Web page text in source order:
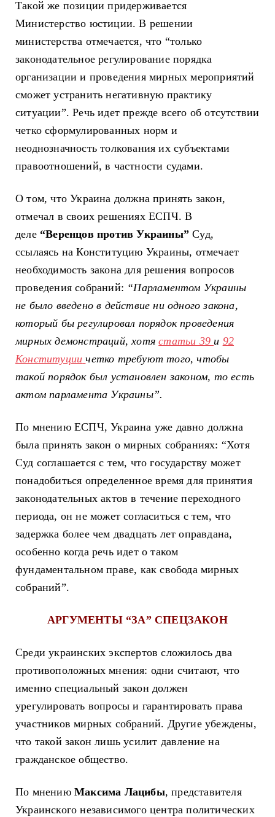
Такой же позиции придерживается
Министерство юстиции. В решении
министерства отмечается, что “только
законодательное регулирование порядка
организации и проведения мирных мероприятий
сможет устранить негативную практику
ситуации”. Речь идет прежде всего об отсутствии
четко сформулированных норм и
неоднозначность толкования их субъектами
правоотношений, в частности судами.
О том, что Украина должна принять закон,
отмечал в своих решениях ЕСПЧ. В
деле “Веренцов против Украины” Суд,
ссылаясь на Конституцию Украины, отмечает
необходимость закона для решения вопросов
проведения собраний: “Парламентом Украины
не было введено в действие ни одного закона,
который бы регулировал порядок проведения
мирных демонстраций, хотя статьи 39 и 92
Конституции четко требуют того, чтобы
такой порядок был установлен законом, то есть
актом парламента Украины”.
По мнению ЕСПЧ, Украина уже давно должна
была принять закон о мирных собраниях: “Хотя
Суд соглашается с тем, что государству может
понадобиться определенное время для принятия
законодательных актов в течение переходного
периода, он не может согласиться с тем, что
задержка более чем двадцать лет оправдана,
особенно когда речь идет о таком
фундаментальном праве, как свобода мирных
собраний”.
АРГУМЕНТЫ “ЗА” СПЕЦЗАКОН
Среди украинских экспертов сложилось два
противоположных мнения: одни считают, что
именно специальный закон должен
урегулировать вопросы и гарантировать права
участников мирных собраний. Другие убеждены,
что такой закон лишь усилит давление на
гражданское общество.
По мнению Максима Лацибы, представителя
Украинского независимого центра политических